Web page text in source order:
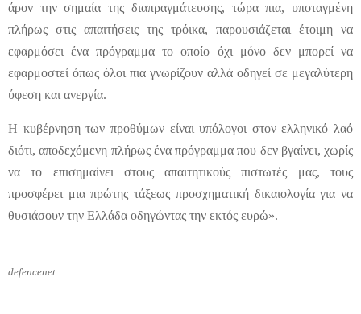
άρον την σημαία της διαπραγμάτευσης, τώρα πια, υποταγμένη
πλήρως στις απαιτήσεις της τρόικα, παρουσιάζεται έτοιμη να
εφαρμόσει ένα πρόγραμμα το οποίο όχι μόνο δεν μπορεί να
εφαρμοστεί όπως όλοι πια γνωρίζουν αλλά οδηγεί σε μεγαλύτερη
ύφεση και ανεργία.
Η κυβέρνηση των προθύμων είναι υπόλογοι στον ελληνικό λαό
διότι, αποδεχόμενη πλήρως ένα πρόγραμμα που δεν βγαίνει, χωρίς
να το επισημαίνει στους απαιτητικούς πιστωτές μας, τους
προσφέρει μια πρώτης τάξεως προσχηματική δικαιολογία για να
θυσιάσουν την Ελλάδα οδηγώντας την εκτός ευρώ».
defencenet